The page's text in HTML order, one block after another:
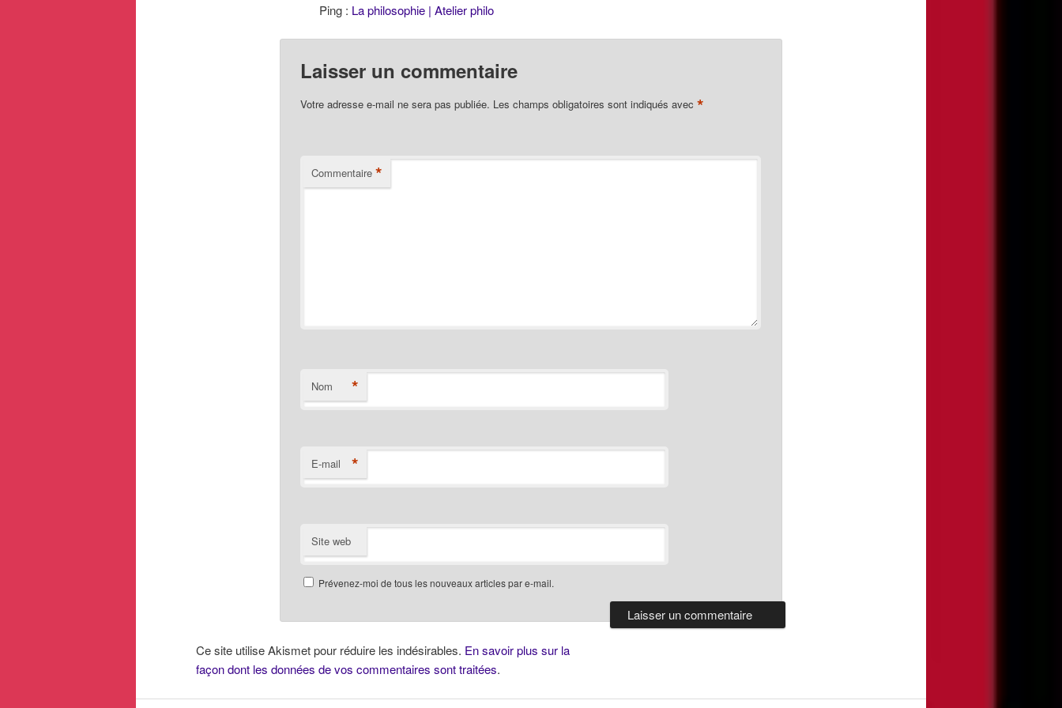
Ping : La philosophie | Atelier philo
Laisser un commentaire
Votre adresse e-mail ne sera pas publiée. Les champs obligatoires sont indiqués avec *
Commentaire *
Nom *
E-mail *
Site web
Prévenez-moi de tous les nouveaux articles par e-mail.
Ce site utilise Akismet pour réduire les indésirables. En savoir plus sur la
façon dont les données de vos commentaires sont traitées.